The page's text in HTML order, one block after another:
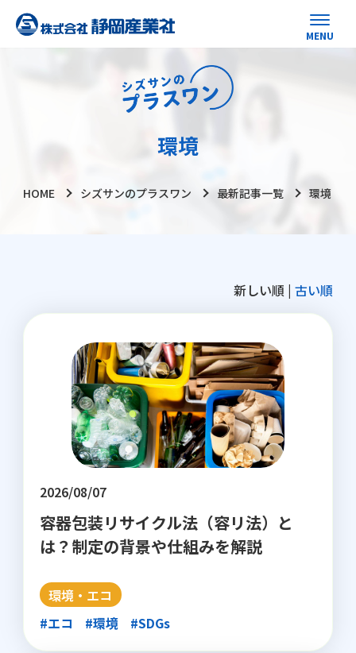
環境
HOME シズサンのプラスワン 最新記事一覧 環境
新しい順 |古い順
2026/08/07
容器包装リサイクル法（容リ法）と
は？制定の背景や仕組みを解説
環境・エコ
#エコ
#環境 #SDGs